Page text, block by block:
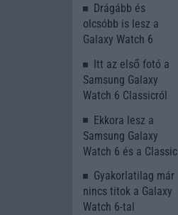
Drágább és
olcsóbb is lesz a
Galaxy Watch 6
Itt az első fotó a
Samsung Galaxy
Watch 6 Classicról
Ekkora lesz a
Samsung Galaxy
Watch 6 és a Classic
Gyakorlatilag már
nincs titok a Galaxy
Watch 6-tal